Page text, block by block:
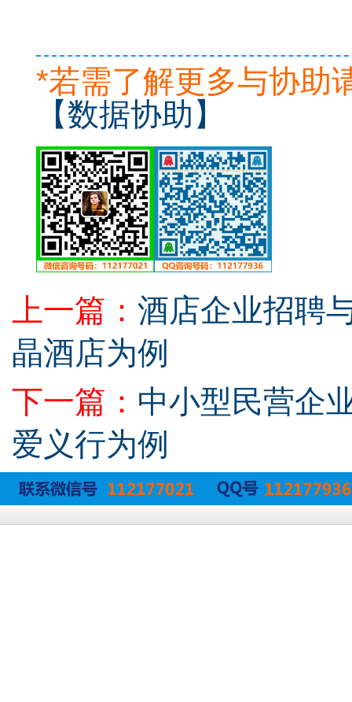
*若需了解更多与协助
【数据协助】
上一篇： 酒店企业招聘
晶酒店为例
下一篇： 中小型民营企
爱义行为例